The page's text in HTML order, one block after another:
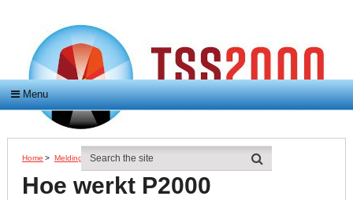
Menu
Home > Meldingen > Hoe Werkt P2000 In Manderveen?
Hoe werkt P2000